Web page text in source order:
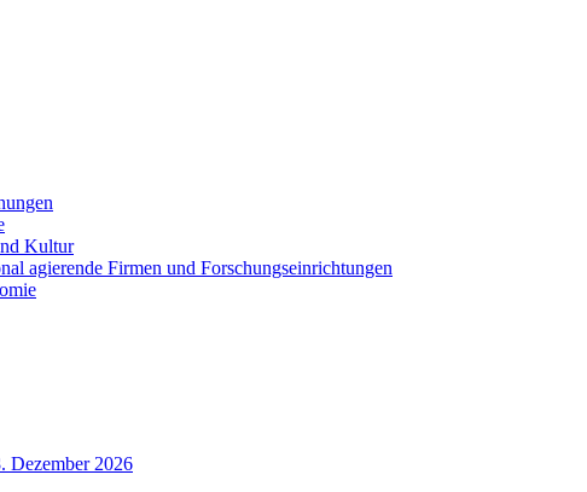
Kultur
agierende Firmen und Forschungseinrichtungen
Dezember 2026